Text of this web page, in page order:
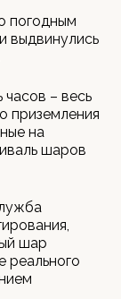
погодным
выдвинулись
– весь
приземления
на
шаров
шар
реального